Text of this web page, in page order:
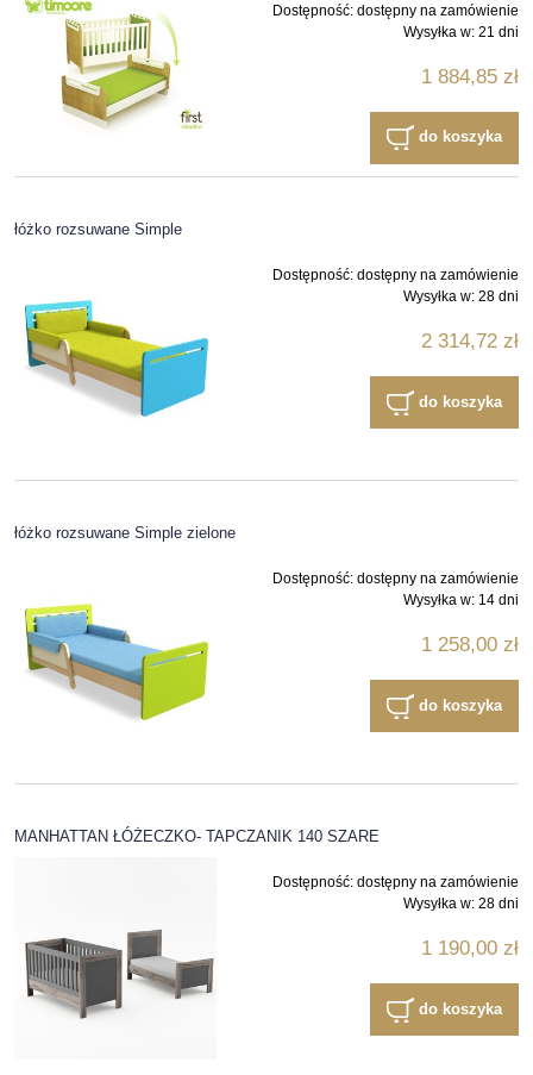
Dostępność: dostępny na zamówienie
Wysyłka w: 21 dni
1 884,85 zł
do koszyka
łóżko rozsuwane Simple
Dostępność: dostępny na zamówienie
Wysyłka w: 28 dni
2 314,72 zł
do koszyka
łóżko rozsuwane Simple zielone
Dostępność: dostępny na zamówienie
Wysyłka w: 14 dni
1 258,00 zł
do koszyka
MANHATTAN ŁÓŻECZKO- TAPCZANIK 140 SZARE
Dostępność: dostępny na zamówienie
Wysyłka w: 28 dni
1 190,00 zł
do koszyka